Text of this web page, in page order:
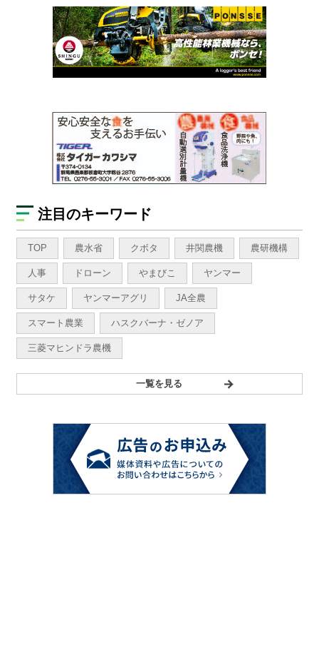
注目のキーワード
TOP 農水省 クボタ 井関農機 農研機構
人事 ドローン やまびこ ヤンマー
サタケ ヤンマーアグリ JA全農
スマート農業 ハスクバーナ・ゼノア
三菱マヒンドラ農機
一覧を見る